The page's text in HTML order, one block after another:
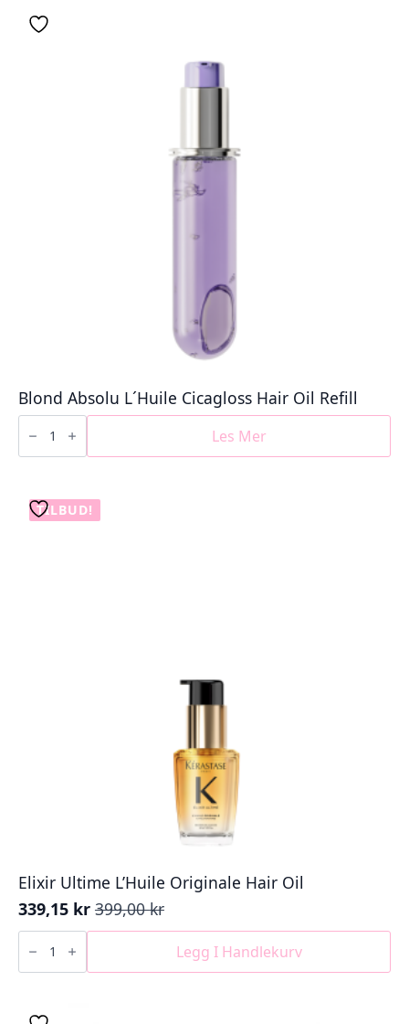
Blond Absolu L´Huile Cicagloss Hair Oil Refill
Blond
Absolu
´Huile
Oil
Refill
antall
Les Mer
TILBUD!
Elixir Ultime L’Huile Originale Hair Oil
399,00kr
Opprinnelig
pris
var:
399,00 kr.
339,15 kr
Nåværende
pris
er:
339,15 kr.
Elixir
Ultime
L’Huile
Originale
antall
Legg I Handlekurv